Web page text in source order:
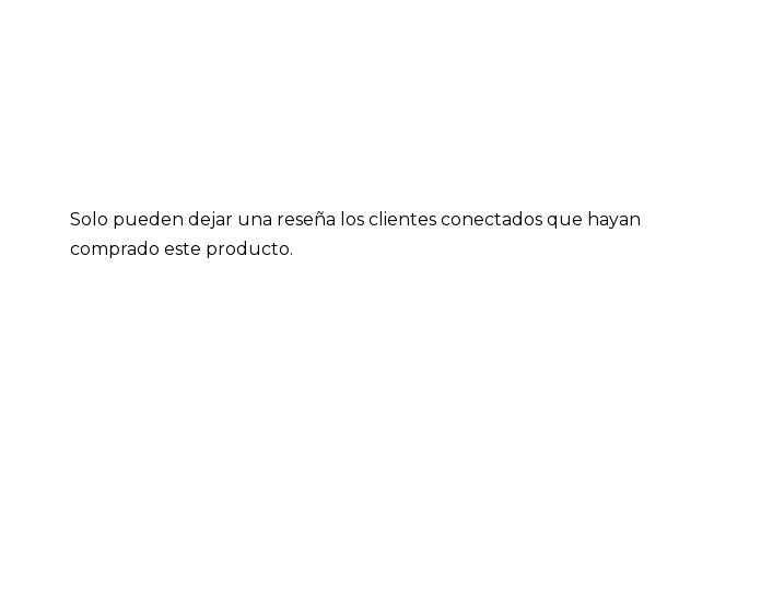
Solo pueden dejar una reseña los clientes conectados que hayan
comprado este producto.